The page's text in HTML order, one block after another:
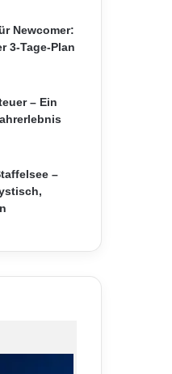
Newcomer:
3-Tage-Plan
– Ein
–